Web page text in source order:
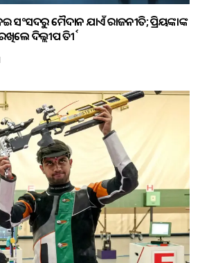
ସଂସଦରୁ ମୈଦାନ ଯାଏଁ ରାଜନୀତି; ପ୍ରିୟଙ୍କାଙ୍କ
ଦିଲ୍ଲୀପ ତିର୍କୀ